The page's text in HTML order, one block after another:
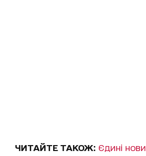
ЧИТАЙТЕ ТАКОЖ: Єдині